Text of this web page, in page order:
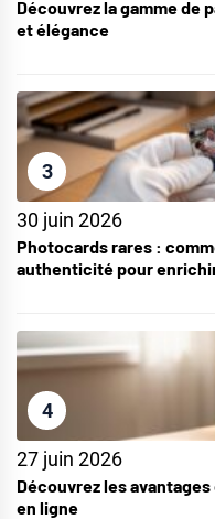
Découvrez la gamme de
et élégance
3
30 juin 2026
Photocards rares :
authenticité pour
4
27 juin 2026
Découvrez les
en ligne